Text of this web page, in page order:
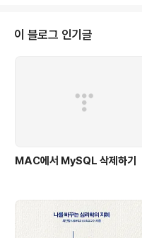
서 널리 활용되던 Web 2.0 개념과
개념 - Social Softwa..
이 블로그 인기글
MAC에서 MySQL 삭제하기